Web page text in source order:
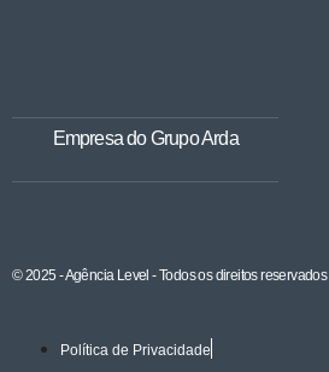
Empresa do Grupo Arda
© 2025 - Agência Level - Todos os direitos reservados
Política de Privacidade